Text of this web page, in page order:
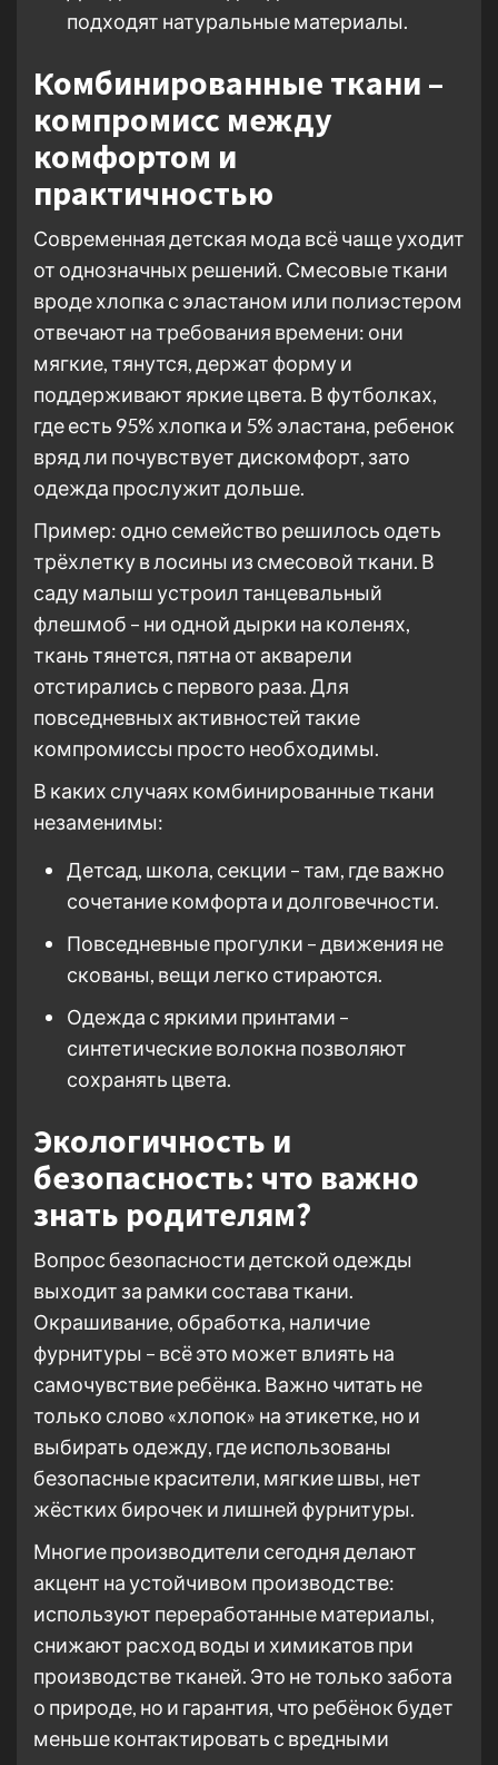
подходят натуральные материалы.
Комбинированные ткани –
компромисс между
комфортом и
практичностью
Современная детская мода всё чаще уходит
от однозначных решений. Смесовые ткани
вроде хлопка с эластаном или полиэстером
отвечают на требования времени: они
мягкие, тянутся, держат форму и
поддерживают яркие цвета. В футболках,
где есть 95% хлопка и 5% эластана, ребенок
вряд ли почувствует дискомфорт, зато
одежда прослужит дольше.
Пример: одно семейство решилось одеть
трёхлетку в лосины из смесовой ткани. В
саду малыш устроил танцевальный
флешмоб – ни одной дырки на коленях,
ткань тянется, пятна от акварели
отстирались с первого раза. Для
повседневных активностей такие
компромиссы просто необходимы.
В каких случаях комбинированные ткани
незаменимы:
Детсад, школа, секции – там, где важно
сочетание комфорта и долговечности.
Повседневные прогулки – движения не
скованы, вещи легко стираются.
Одежда с яркими принтами –
синтетические волокна позволяют
сохранять цвета.
Экологичность и
безопасность: что важно
знать родителям?
Вопрос безопасности детской одежды
выходит за рамки состава ткани.
Окрашивание, обработка, наличие
фурнитуры – всё это может влиять на
самочувствие ребёнка. Важно читать не
только слово «хлопок» на этикетке, но и
выбирать одежду, где использованы
безопасные красители, мягкие швы, нет
жёстких бирочек и лишней фурнитуры.
Многие производители сегодня делают
акцент на устойчивом производстве:
используют переработанные материалы,
снижают расход воды и химикатов при
производстве тканей. Это не только забота
о природе, но и гарантия, что ребёнок будет
меньше контактировать с вредными